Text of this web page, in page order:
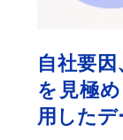
自社要
を見極
用した
極
め
る！
G
O
O
G